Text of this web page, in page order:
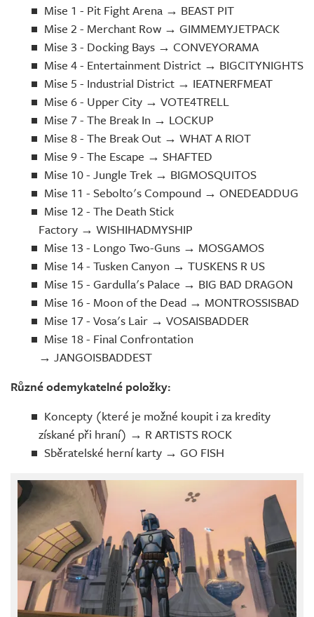
Mise 1 - Pit Fight Arena → BEAST PIT
Mise 2 - Merchant Row → GIMMEMYJETPACK
Mise 3 - Docking Bays → CONVEYORAMA
Mise 4 - Entertainment District → BIGCITYNIGHTS
Mise 5 - Industrial District → IEATNERFMEAT
Mise 6 - Upper City → VOTE4TRELL
Mise 7 - The Break In → LOCKUP
Mise 8 - The Break Out → WHAT A RIOT
Mise 9 - The Escape → SHAFTED
Mise 10 - Jungle Trek → BIGMOSQUITOS
Mise 11 - Sebolto's Compound → ONEDEADDUG
Mise 12 - The Death Stick
Factory → WISHIHADMYSHIP
Mise 13 - Longo Two-Guns → MOSGAMOS
Mise 14 - Tusken Canyon → TUSKENS R US
Mise 15 - Gardulla's Palace → BIG BAD DRAGON
Mise 16 - Moon of the Dead → MONTROSSISBAD
Mise 17 - Vosa's Lair → VOSAISBADDER
Mise 18 - Final Confrontation
→ JANGOISBADDEST
Různé odemykatelné položky:
Koncepty (které je možné koupit i za kredity
získané při hraní) → R ARTISTS ROCK
Sběratelské herní karty → GO FISH